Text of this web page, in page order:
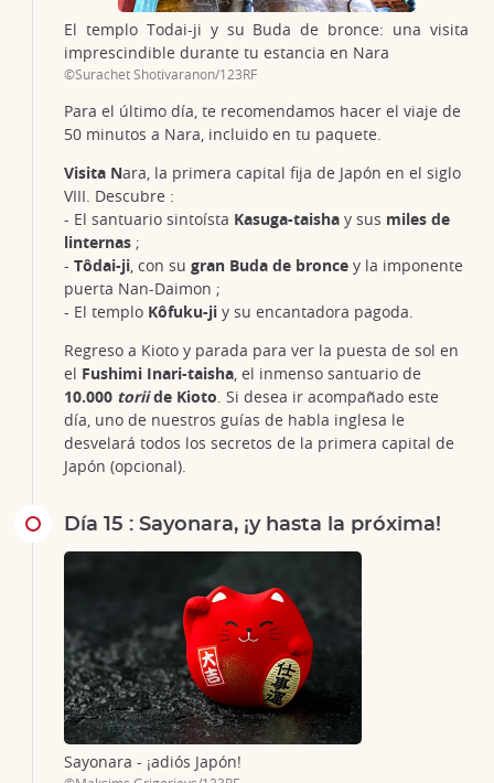
El templo Todai-ji y su Buda de bronce: una visita
imprescindible durante tu estancia en Nara
©Surachet Shotivaranon/123RF
Para el último día, te recomendamos hacer el viaje de
50 minutos a Nara, incluido en tu paquete.
Visita Nara, la primera capital fija de Japón en el siglo
VIII. Descubre :
- El santuario sintoísta Kasuga-taisha y sus miles de
linternas ;
- Tôdai-ji, con su gran Buda de bronce y la imponente
puerta Nan-Daimon ;
- El templo Kôfuku-ji y su encantadora pagoda.
Regreso a Kioto y parada para ver la puesta de sol en
el Fushimi Inari-taisha, el inmenso santuario de
10.000 toriide Kioto. Si desea ir acompañado este
día, uno de nuestros guías de habla inglesa le
desvelará todos los secretos de la primera capital de
Japón (opcional).
Día 15 : Sayonara, ¡y hasta la próxima!
Sayonara - ¡adiós Japón!